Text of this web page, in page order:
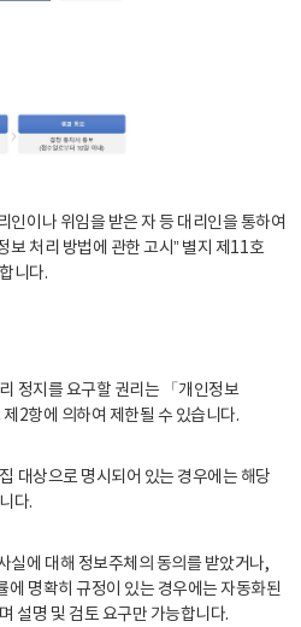
인이나 위임을 받은 자 등 대리인을 통하여
보 처리 방법에 관한 고시” 별지 제11호
니다.
정지를 요구할 권리는 「개인정보
2항에 의하여 제한될 수 있습니다.
대상으로 명시되어 있는 경우에는 해당
다.
실에 대해 정보주체의 동의를 받았거나,
에 명확히 규정이 있는 경우에는 자동화된
설명 및 검토 요구만 가능합니다.